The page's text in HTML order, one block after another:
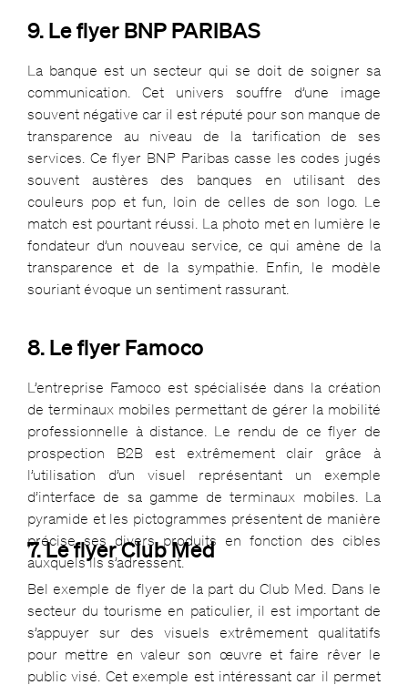
9. Le flyer BNP PARIBAS
La banque est un secteur qui se doit de soigner sa
communication. Cet univers souffre d’une image
souvent négative car il est réputé pour son manque de
transparence au niveau de la tarification de ses
services. Ce flyer BNP Paribas casse les codes jugés
souvent austères des banques en utilisant des
couleurs pop et fun, loin de celles de son logo. Le
match est pourtant réussi. La photo met en lumière le
fondateur d’un nouveau service, ce qui amène de la
transparence et de la sympathie. Enfin, le modèle
souriant évoque un sentiment rassurant.
8. Le flyer Famoco
L’entreprise Famoco est spécialisée dans la création
de terminaux mobiles permettant de gérer la mobilité
professionnelle à distance. Le rendu de ce flyer de
prospection B2B est extrêmement clair grâce à
l’utilisation d’un visuel représentant un exemple
d’interface de sa gamme de terminaux mobiles. La
pyramide et les pictogrammes présentent de manière
précise ses divers produits en fonction des cibles
auxquels ils s’adressent.
7. Le flyer Club Med
Bel exemple de flyer de la part du Club Med. Dans le
secteur du tourisme en paticulier, il est important de
s’appuyer sur des visuels extrêmement qualitatifs
pour mettre en valeur son œuvre et faire rêver le
public visé. Cet exemple est intéressant car il permet